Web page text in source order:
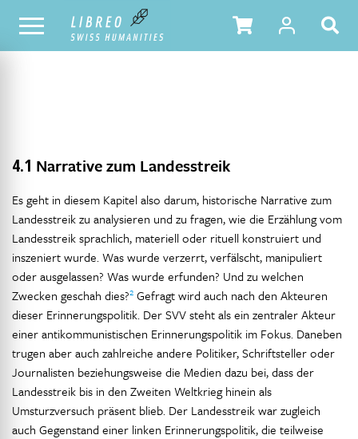
NOTRE CATALOGUE TABLE DES MATIÈRES
4.1 Narrative zum Landesstreik
Es geht in diesem Kapitel also darum, historische Narrative zum
Landesstreik zu analysieren und zu fragen, wie die Erzählung vom
Landesstreik sprachlich, materiell oder rituell konstruiert und
inszeniert wurde. Was wurde verzerrt, verfälscht, manipuliert
oder ausgelassen? Was wurde erfunden? Und zu welchen
Zwecken geschah dies?2 Gefragt wird auch nach den Akteuren
dieser Erinnerungspolitik. Der SVV steht als ein zentraler Akteur
einer antikommunistischen Erinnerungspolitik im Fokus. Daneben
trugen aber auch zahlreiche andere Politiker, Schriftsteller oder
Journalisten beziehungsweise die Medien dazu bei, dass der
Landesstreik bis in den Zweiten Weltkrieg hinein als
Umsturzversuch präsent blieb. Der Landesstreik war zugleich
auch Gegenstand einer linken Erinnerungspolitik, die teilweise